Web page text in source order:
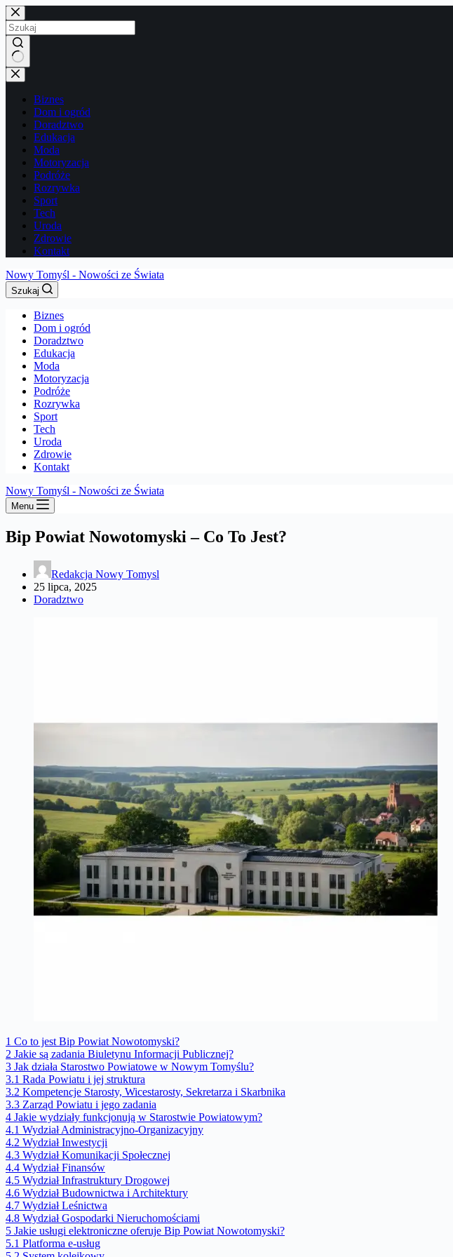
Przejdź
do
treści
Brak
wyników
Biznes
Dom i ogród
Doradztwo
Edukacja
Moda
Motoryzacja
Podróże
Rozrywka
Sport
Tech
Uroda
Zdrowie
Kontakt
Nowy Tomyśl - Nowości ze Świata
Szukaj
Biznes
Dom i ogród
Doradztwo
Edukacja
Moda
Motoryzacja
Podróże
Rozrywka
Sport
Tech
Uroda
Zdrowie
Kontakt
Nowy Tomyśl - Nowości ze Świata
Menu
Bip Powiat Nowotomyski – Co To Jest?
Redakcja Nowy Tomysl
25 lipca, 2025
Doradztwo
1 Co to jest Bip Powiat Nowotomyski?
2 Jakie są zadania Biuletynu Informacji Publicznej?
3 Jak działa Starostwo Powiatowe w Nowym Tomyślu?
3.1 Rada Powiatu i jej struktura
3.2 Kompetencje Starosty, Wicestarosty, Sekretarza i Skarbnika
3.3 Zarząd Powiatu i jego zadania
4 Jakie wydziały funkcjonują w Starostwie Powiatowym?
4.1 Wydział Administracyjno-Organizacyjny
4.2 Wydział Inwestycji
4.3 Wydział Komunikacji Społecznej
4.4 Wydział Finansów
4.5 Wydział Infrastruktury Drogowej
4.6 Wydział Budownictwa i Architektury
4.7 Wydział Leśnictwa
4.8 Wydział Gospodarki Nieruchomościami
5 Jakie usługi elektroniczne oferuje Bip Powiat Nowotomyski?
5.1 Platforma e-usług